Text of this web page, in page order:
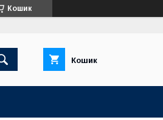
Кошик
Кошик